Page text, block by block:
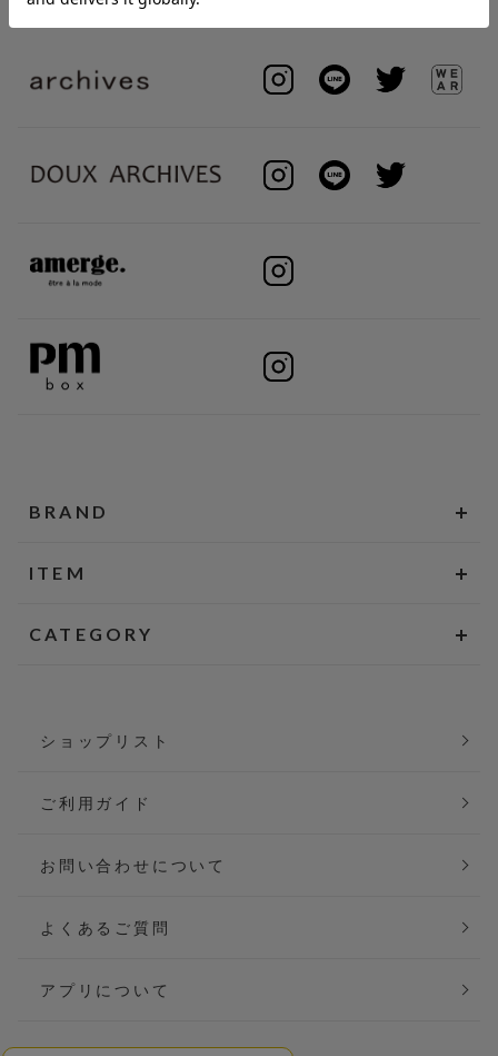
BRAND
ITEM
CATEGORY
ショップリスト
ご利用ガイド
お問い合わせについて
よくあるご質問
アプリについて